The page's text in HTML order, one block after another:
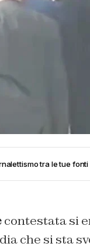
tra le tue
contestata si
che si sta